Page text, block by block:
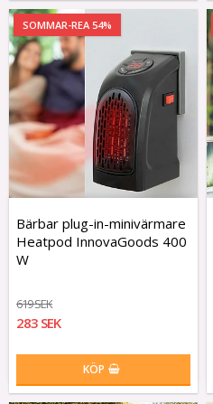
SOMMAR-REA 54%
Bärbar plug-in-minivärmare
Heatpod InnovaGoods 400
W
619 SEK
283 SEK
KÖP